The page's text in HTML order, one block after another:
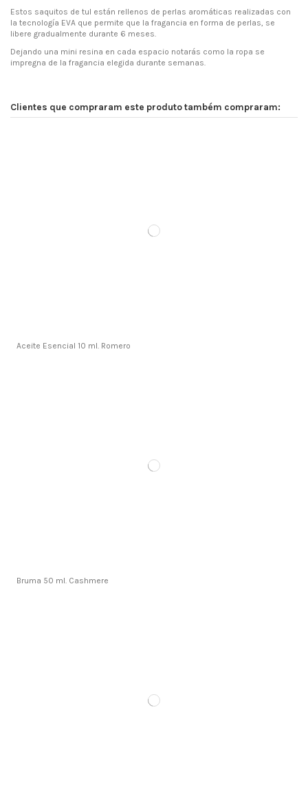
Estos saquitos de tul están rellenos de perlas aromáticas realizadas con
la tecnología EVA que permite que la fragancia en forma de perlas, se
libere gradualmente durante 6 meses.
Dejando una mini resina en cada espacio notarás como la ropa se
impregna de la fragancia elegida durante semanas.
Clientes que compraram este produto também compraram:
Aceite Esencial 10 ml. Romero
Bruma 50 ml. Cashmere